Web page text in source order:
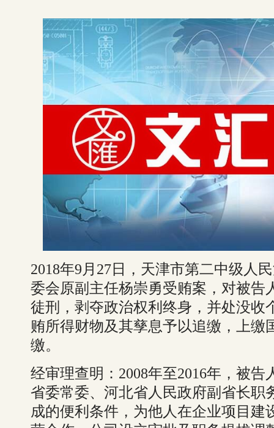
2018年9月27日，天津市第二中级人
委会原副主任杨崇勇受贿案，对被告
徒刑，剥夺政治权利终身，并处没收
贿所得财物及其孳息予以追缴，上缴
缴。
经审理查明：2008年至2016年，被
省委常委、河北省人民政府副省长职
成的便利条件，为他人在企业项目建